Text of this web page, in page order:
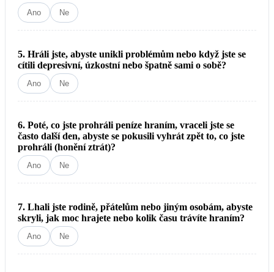
Ano Ne
5. Hráli jste, abyste unikli problémům nebo když jste se
cítili depresivní, úzkostní nebo špatně sami o sobě?
Ano Ne
6. Poté, co jste prohráli peníze hraním, vraceli jste se
často další den, abyste se pokusili vyhrát zpět to, co jste
prohráli (honění ztrát)?
Ano Ne
7. Lhali jste rodině, přátelům nebo jiným osobám, abyste
skryli, jak moc hrajete nebo kolik času trávíte hraním?
Ano Ne